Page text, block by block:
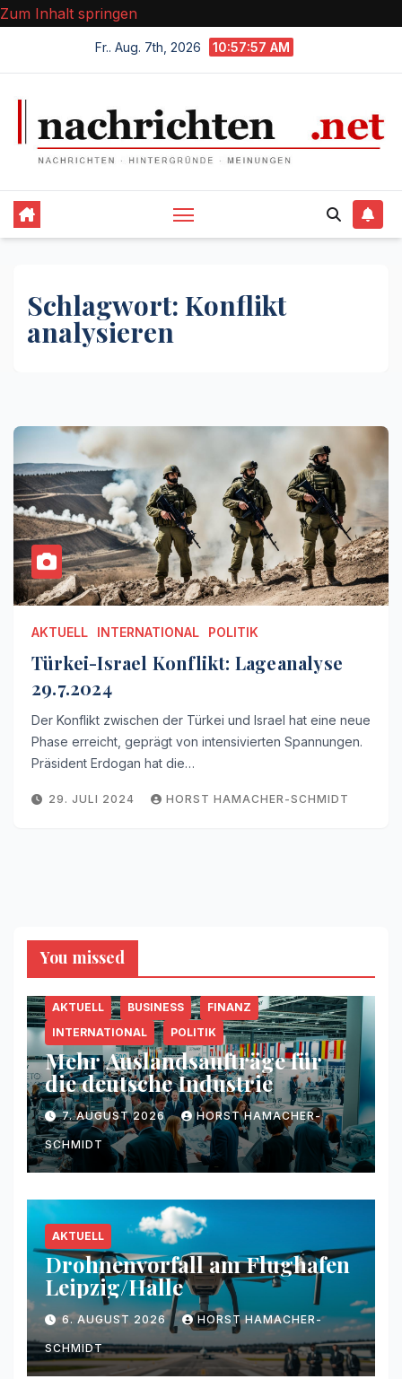
Zum Inhalt springen
Fr.. Aug. 7th, 2026 10:57:57 AM
Schlagwort: Konflikt
analysieren
AKTUELL INTERNATIONAL POLITIK
Türkei-Israel Konflikt: Lageanalyse
29.7.2024
Der Konflikt zwischen der Türkei und Israel hat eine neue
Phase erreicht, geprägt von intensivierten Spannungen.
Präsident Erdogan hat die…
29. JULI 2024 HORST HAMACHER-SCHMIDT
You missed
AKTUELL BUSINESS
FINANZ
INTERNATIONAL
POLITIK
Mehr Auslandsaufträge für
die deutsche Industrie
7. AUGUST 2026 HORST HAMACHER-
SCHMIDT
AKTUELL
Drohnenvorfall am Flughafen
Leipzig/Halle
6. AUGUST 2026 HORST HAMACHER-
SCHMIDT